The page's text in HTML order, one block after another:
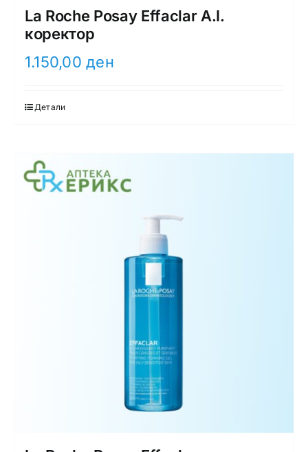
La Roche Posay Effaclar A.I.
коректор
1.150,00ден
Детали